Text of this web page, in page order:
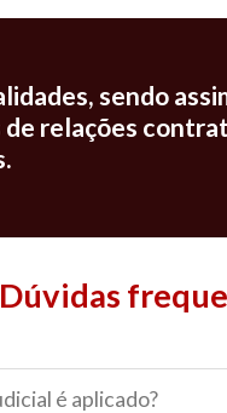
sendo
relações
Dúvidas
é aplicado?